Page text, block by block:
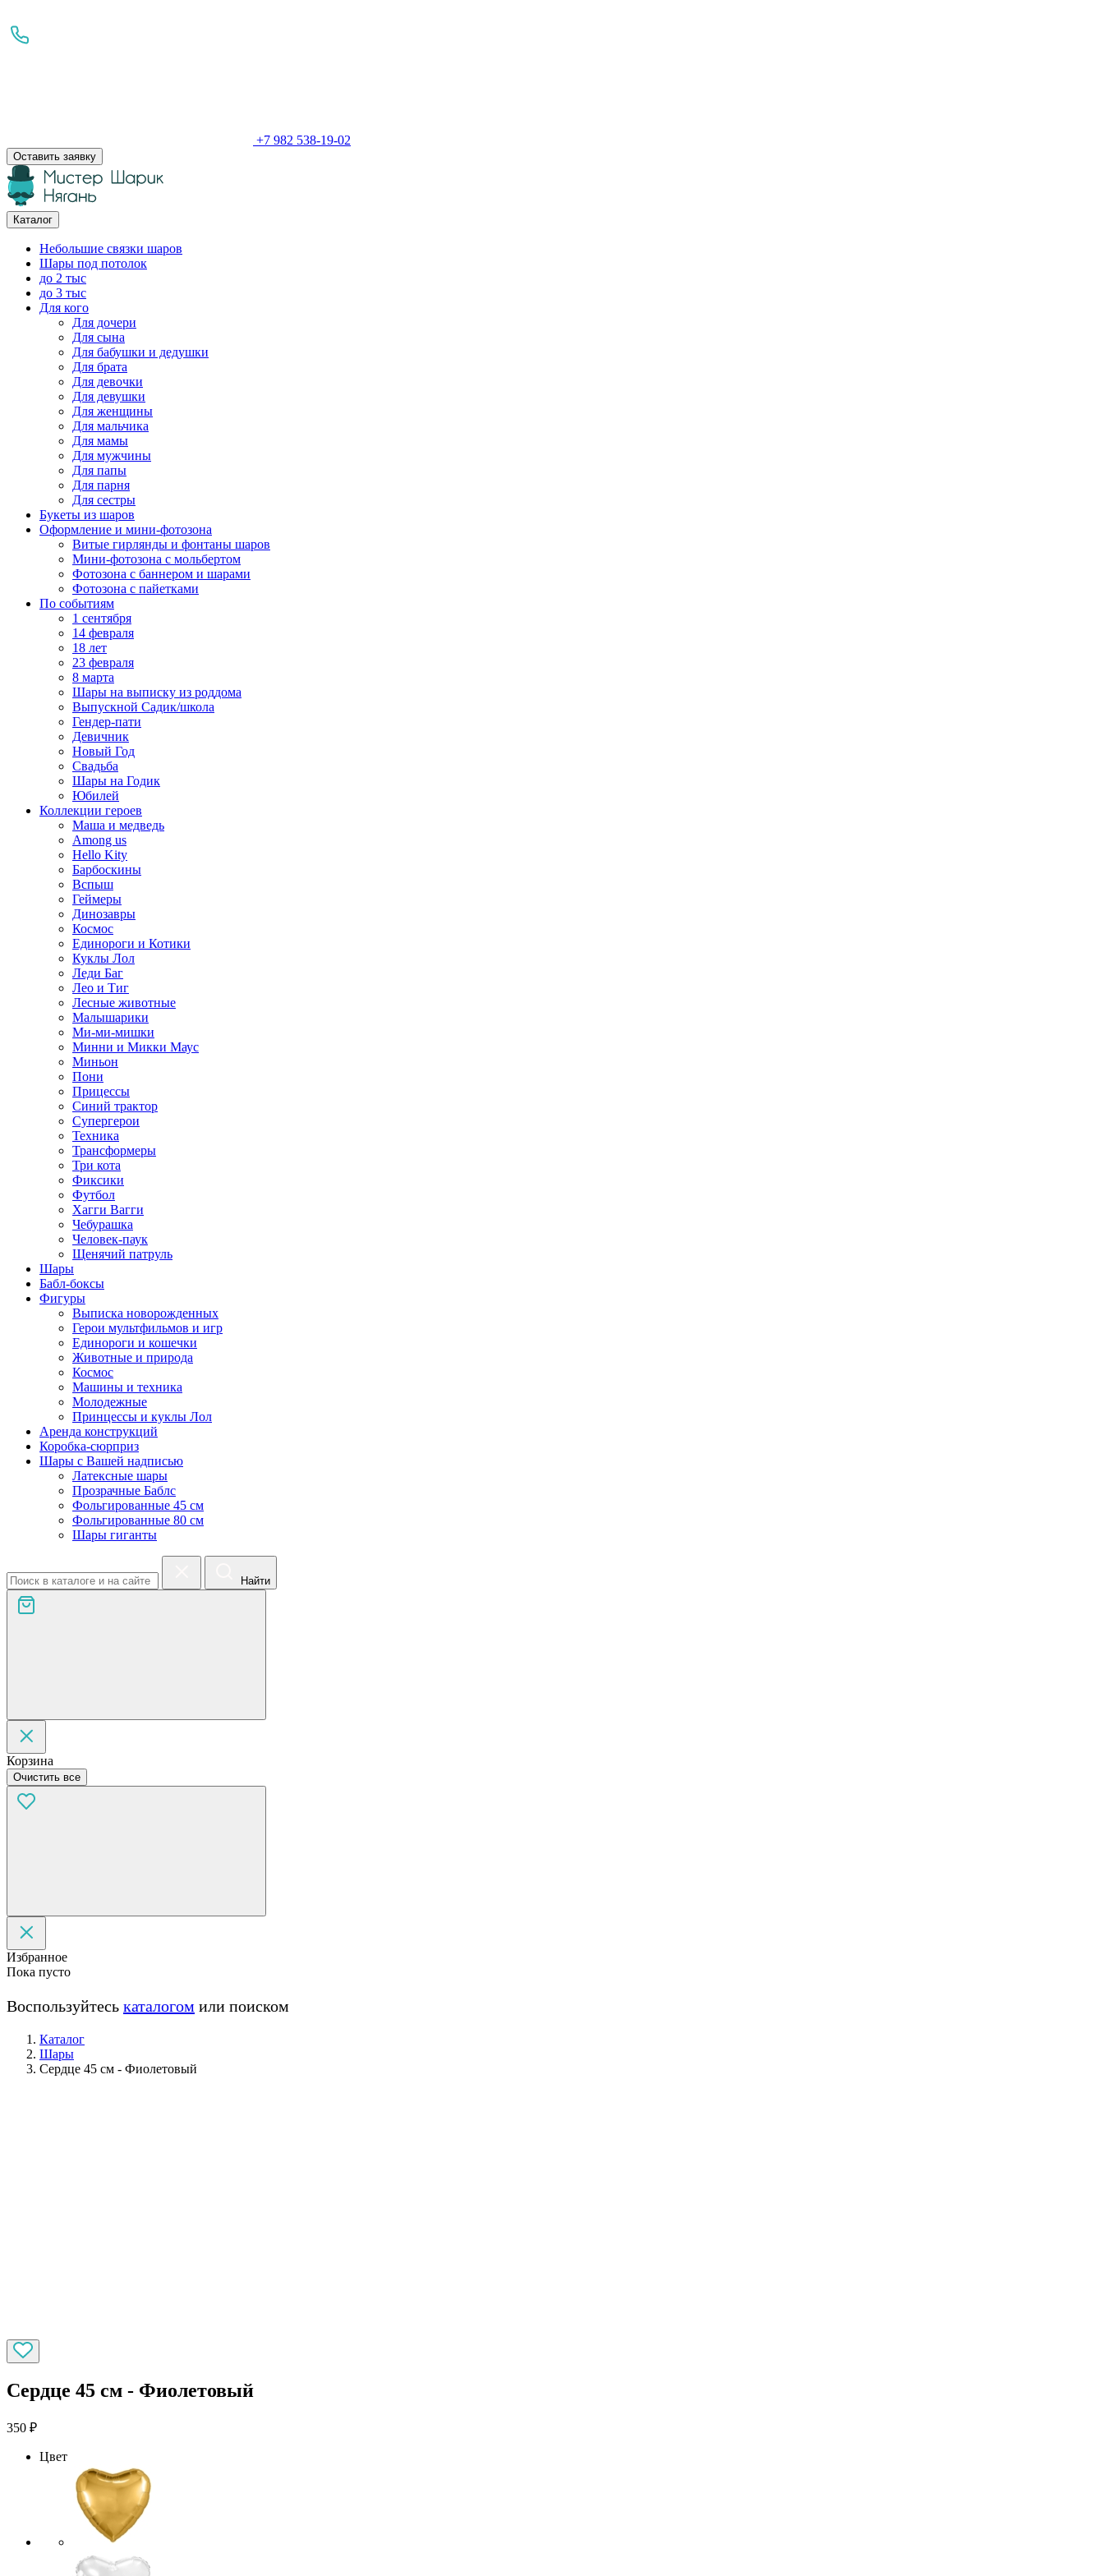
+7 982 538-19-02
Оставить заявку
Каталог
Небольшие связки шаров
Шары под потолок
до 2 тыс
до 3 тыс
Для кого
Для дочери
Для сына
Для бабушки и дедушки
Для брата
Для девочки
Для девушки
Для женщины
Для мальчика
Для мамы
Для мужчины
Для папы
Для парня
Для сестры
Букеты из шаров
Оформление и мини‑фотозона
Витые гирлянды и фонтаны шаров
Мини-фотозона с мольбертом
Фотозона с баннером и шарами
Фотозона с пайетками
По событиям
1 сентября
14 февраля
18 лет
23 февраля
8 марта
Шары на выписку из роддома
Выпускной Садик/школа
Гендер-пати
Девичник
Новый Год
Свадьба
Шары на Годик
Юбилей
Коллекции героев
Маша и медведь
Among us
Hello Kity
Барбоскины
Вспыш
Геймеры
Динозавры
Космос
Единороги и Котики
Куклы Лол
Леди Баг
Лео и Тиг
Лесные животные
Малышарики
Ми-ми-мишки
Минни и Микки Маус
Миньон
Пони
Прицессы
Синий трактор
Супергерои
Техника
Трансформеры
Три кота
Фиксики
Футбол
Хагги Вагги
Чебурашка
Человек-паук
Щенячий патруль
Шары
Бабл-боксы
Фигуры
Выписка новорожденных
Герои мультфильмов и игр
Единороги и кошечки
Животные и природа
Космос
Машины и техника
Молодежные
Принцессы и куклы Лол
Аренда конструкций
Коробка-сюрприз
Шары с Вашей надписью
Латексные шары
Прозрачные Баблс
Фольгированные 45 см
Фольгированные 80 см
Шары гиганты
Найти
Корзина
Очистить все
Избранное
Пока пусто
Воспользуйтесь каталогом или поиском
Каталог
Шары
Сердце 45 см - Фиолетовый
Сердце 45 см - Фиолетовый
350 ₽
Цвет